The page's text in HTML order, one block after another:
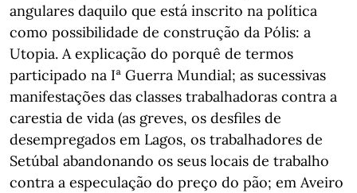
angulares daquilo que está inscrito na política
como possibilidade de construção da Pólis: a
Utopia. A explicação do porquê de termos
participado na Iª Guerra Mundial; as sucessivas
manifestações das classes trabalhadoras contra a
carestia de vida (as greves, os desfiles de
desempregados em Lagos, os trabalhadores de
Setúbal abandonando os seus locais de trabalho
contra a especulação do preço do pão; em Aveiro